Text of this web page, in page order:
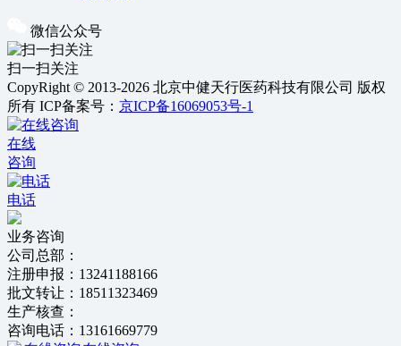
微信公众号
扫一扫关注
CopyRight © 2013-2026 北京中健天行医药科技有限公司 版权
所有 ICP备案号： 京ICP备16069053号-1
在线
咨询
电话
业务咨询
公司总部：
注册申报：13241188166
批文转让：18511323469
生产核查：
咨询电话：13161669779